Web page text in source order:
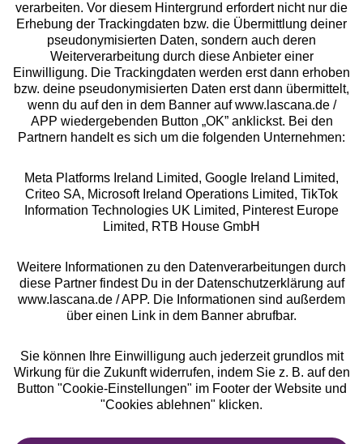
Beratung
Über uns
Rechtliches
Alle Preise inkl. MwSt., zzgl.
Versandkosten
** Bonität vorausgesetzt, berechtigt zur Bonitätsprüfung
verarbeiten. Vor diesem Hintergrund erfordert nicht nur die
Erhebung der Trackingdaten bzw. die Übermittlung deiner
pseudonymisierten Daten, sondern auch deren
Weiterverarbeitung durch diese Anbieter einer
Einwilligung. Die Trackingdaten werden erst dann erhoben
bzw. deine pseudonymisierten Daten erst dann übermittelt,
wenn du auf den in dem Banner auf www.lascana.de /
APP wiedergebenden Button „OK” anklickst. Bei den
Partnern handelt es sich um die folgenden Unternehmen:
Meta Platforms Ireland Limited, Google Ireland Limited,
Criteo SA, Microsoft Ireland Operations Limited, TikTok
Information Technologies UK Limited, Pinterest Europe
Limited, RTB House GmbH
Weitere Informationen zu den Datenverarbeitungen durch
diese Partner findest Du in der Datenschutzerklärung auf
www.lascana.de / APP. Die Informationen sind außerdem
über einen Link in dem Banner abrufbar.
Sie können Ihre Einwilligung auch jederzeit grundlos mit
Wirkung für die Zukunft widerrufen, indem Sie z. B. auf den
Button "Cookie-Einstellungen" im Footer der Website und
"Cookies ablehnen" klicken.